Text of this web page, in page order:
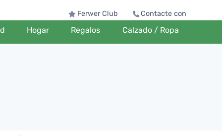
Ferwer Club Contacte con
Hogar Regalos Calzado / Ropa